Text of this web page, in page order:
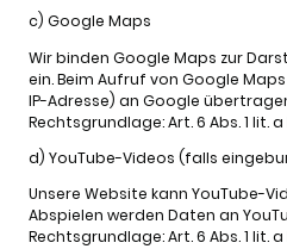
c) Google Maps
Wir binden Google Maps zur
ein. Beim Aufruf von Google
IP-Adresse) an Google
Rechtsgrundlage: Art. 6 Abs. 1 lit. a
d) YouTube-Videos (falls
Unsere Website kann YouTube-
Abspielen werden Daten an
Rechtsgrundlage: Art. 6 Abs. 1 lit. a